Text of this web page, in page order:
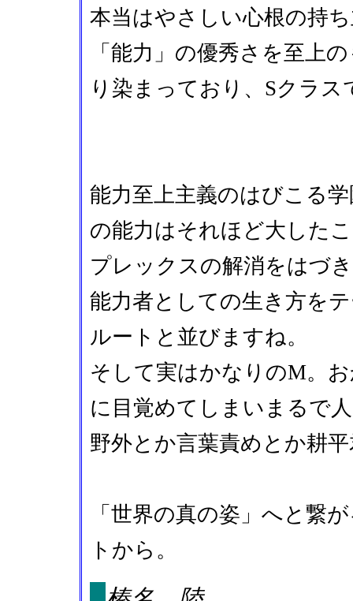
本当はやさしい心根の持
「能力」の優秀さを至上
り染まっており、Sクラ
能力至上主義のはびこる
の能力はそれほど大した
プレックスの解消をはづ
能力者としての生き方を
ルートと並びますね。
そして実はかなりのM。
に目覚めてしまいまるで
野外とか言葉責めとか耕
「世界の真の姿」へと繋
トから。